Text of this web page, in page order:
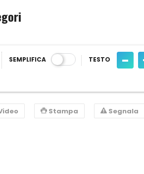
SEMPLIFICA TESTO -
Stampa Segnala